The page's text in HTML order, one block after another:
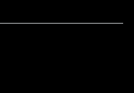
regard.